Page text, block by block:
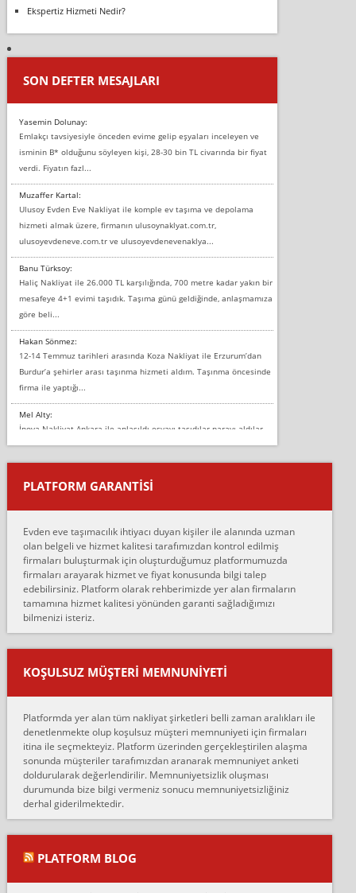
Ekspertiz Hizmeti Nedir?
SON DEFTER MESAJLARI
Yasemin Dolunay:
Emlakçı tavsiyesiyle önceden evime gelip eşyaları inceleyen ve
isminin B* olduğunu söyleyen kişi, 28-30 bin TL civarında bir fiyat
verdi. Fiyatın fazl...
Muzaffer Kartal:
Ulusoy Evden Eve Nakliyat ile komple ev taşıma ve depolama
hizmeti almak üzere, firmanın ulusoynaklyat.com.tr,
ulusoyevdeneve.com.tr ve ulusoyevdenevenaklya...
Banu Türksoy:
Haliç Nakliyat ile 26.000 TL karşılığında, 700 metre kadar yakın bir
mesafeye 4+1 evimi taşıdık. Taşıma günü geldiğinde, anlaşmamıza
göre beli...
Hakan Sönmez:
12-14 Temmuz tarihleri arasında Koza Nakliyat ile Erzurum’dan
Burdur’a şehirler arası taşınma hizmeti aldım. Taşınma öncesinde
firma ile yaptığı...
Mel Alty:
İnova Nakliyat Ankara ile anlaşıldı eşyayı taşıdılar parayı aldılar.
Salon duvarına bir baktım birisi boydan alüminyum renkli bantı
yapıştırm...
Murat:
çalıştıklarını, müş...
Ahmet:
Lüleburgaz güngünes evden eve naklyat eşyalarımı taşımak için
anlaştık sabah eve geldiklerinde de eşyalarımı düzgün şekilde
sarcaz demelerine r...
mehmet güldü:
Ankara ALİCANLAR NAKLİYAT Tutarsız ve ticari ahlak problemleri
var verdikleri fiyat teklifini arttırdılar. Sonrasında taşıma gününde
oldukça tutarsı...
Ankara Alicanlar naklyat tel 5465524025. 2600 TL'ye ankaradan
Konya ya Alicanlar naklyat la anlaştık bu şahıs evin taşınacağı gün
fiyatın mazoto gele...
Fatih kokmese:
Diyarbakır dan eşyamı getirtmek için anlaştım sözleşme yaptım.
Son anda fiyat artırdılar.. mecburiyetten tasittim.. bu kişiler ağrılı
Ali:
olduk. Asansörlü dediler sonra uraya asansör kurulmaz dediler
PLATFORM GARANTİSİ
Evden eve taşımacılık ihtiyacı duyan kişiler ile alanında uzman
olan belgeli ve hizmet kalitesi tarafımızdan kontrol edilmiş
firmaları buluşturmak için oluşturduğumuz platformumuzda
firmaları arayarak hizmet ve fiyat konusunda bilgi talep
edebilirsiniz. Platform olarak rehberimizde yer alan firmaların
tamamına hizmet kalitesi yönünden garanti sağladığımızı
bilmenizi isteriz.
KOŞULSUZ MÜŞTERI MEMNUNIYETI
Platformda yer alan tüm nakliyat şirketleri belli zaman aralıkları ile
denetlenmekte olup koşulsuz müşteri memnuniyeti için firmaları
itina ile seçmekteyiz. Platform üzerinden gerçekleştirilen alaşma
sonunda müşteriler tarafımızdan aranarak memnuniyet anketi
doldurularak değerlendirilir. Memnuniyetsizlik oluşması
durumunda bize bilgi vermeniz sonucu memnuniyetsizliğiniz
derhal giderilmektedir.
PLATFORM BLOG